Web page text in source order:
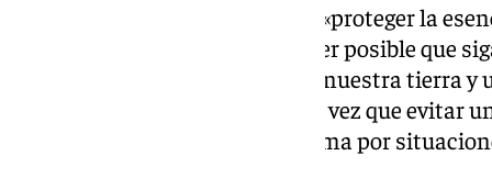
Con esta iniciativa se pretende «proteger la
la convivencia ciudadana y hacer posible que
culturales más importantes de nuestra tierra
generando empleo en Jerez, a la vez que evitar
lleve a convertirse en un problema por